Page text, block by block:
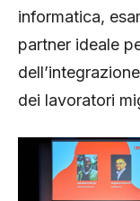
informatica,
partner ideale
dei lavoratori